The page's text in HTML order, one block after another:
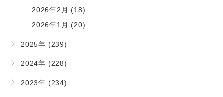
2026年2月 (18)
2026年1月 (20)
2025年 (239)
2024年 (228)
2023年 (234)